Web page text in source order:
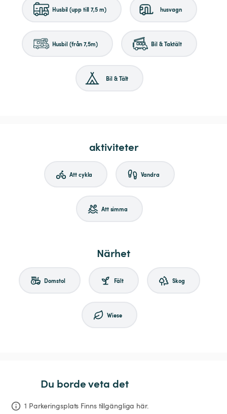
Husbil (upp till 7,5 m) husvagn
Husbil (från 7,5m) Bil & Taktält
Bil & Tält
aktiviteter
Att cykla Vandra
Att simma
Närhet
Domstol Fält Skog
Wiese
Du borde veta det
1 Parkeringsplats Finns tillgängliga här.